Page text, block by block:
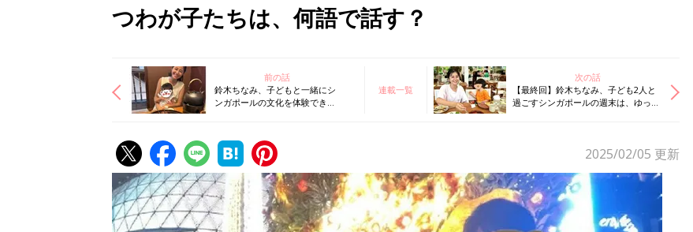
つわが子たちは、何語で話す？
前の話
鈴木ちなみ、子どもと一緒にシ
ンガポールの文化を体験でき
連載一覧
次の話
【最終回】鈴木ちなみ、子ども2人と
過ごすシンガポールの週末は、ゆった
2025/02/05 更新